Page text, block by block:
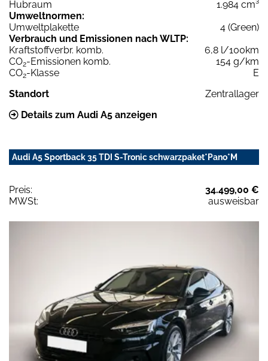
Hubraum
1.984 cm³
Umweltnormen:
Umweltplakette
4 (Green)
Verbrauch und Emissionen nach WLTP:
Kraftstoffverbr. komb.
6,8 l/100km
CO2-Emissionen komb.
154 g/km
CO2-Klasse
E
Standort
Zentrallager
Details zum Audi A5 anzeigen
Audi A5 Sportback 35 TDI S-Tronic schwarzpaket*Pano*M
Preis:
34.499,00 €
MWSt:
ausweisbar